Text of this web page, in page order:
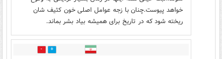
خواهد پیوست.چنان با زجه عوامل اصلی خون کثیف شان
ریخته شود که در تاریخ برای همیشه بیاد بشر بماند.
1